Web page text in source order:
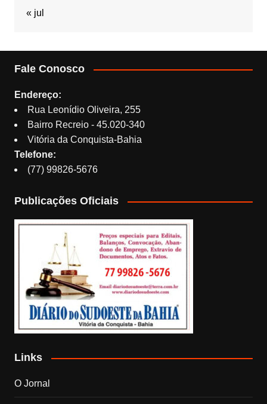
« jul
Fale Conosco
Endereço:
Rua Leonídio Oliveira, 255
Bairro Recreio - 45.020-340
Vitória da Conquista-Bahia
Telefone:
(77) 99826-5676
Publicações Oficiais
Links
O Jornal